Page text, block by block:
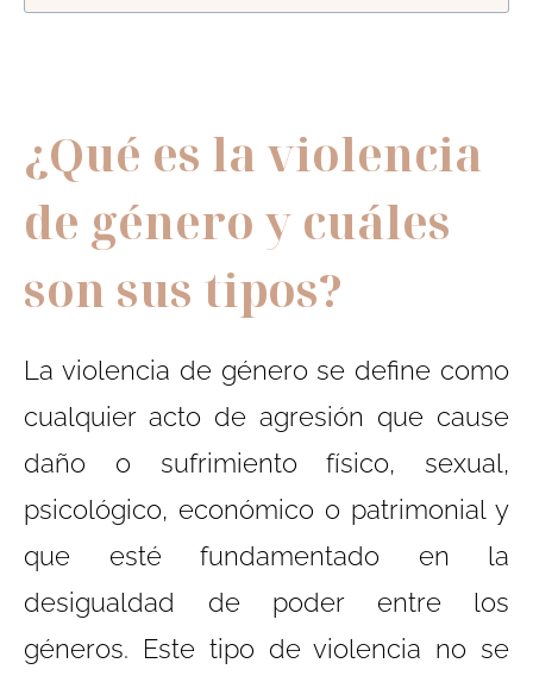
¿Qué es la violencia
de género y cuáles
son sus tipos?
La violencia de género se define como
cualquier acto de agresión que cause
daño o sufrimiento físico, sexual,
psicológico, económico o patrimonial y
que esté fundamentado en la
desigualdad de poder entre los
géneros. Este tipo de violencia no se